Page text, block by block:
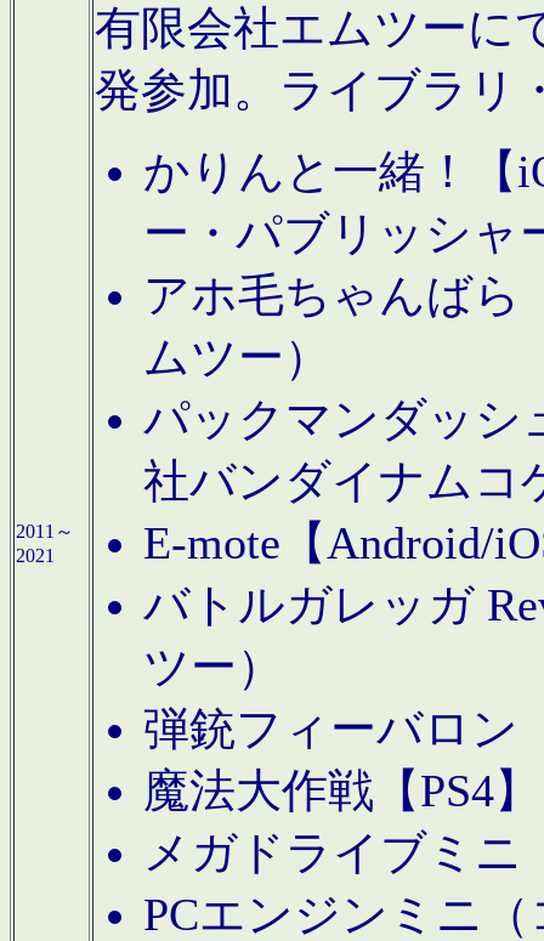
2011～
2021
有限会社エムツーに
発参加。ライブラリ
かりんと一緒！【
ー・パブリッシャ
アホ毛ちゃんばら
ムツー）
パックマンダッシ
社バンダイナムコ
E-mote【Android/
バトルガレッガ
ツー）
弾銃フィーバロン
魔法大作戦【PS4
メガドライブミニ
PCエンジンミニ